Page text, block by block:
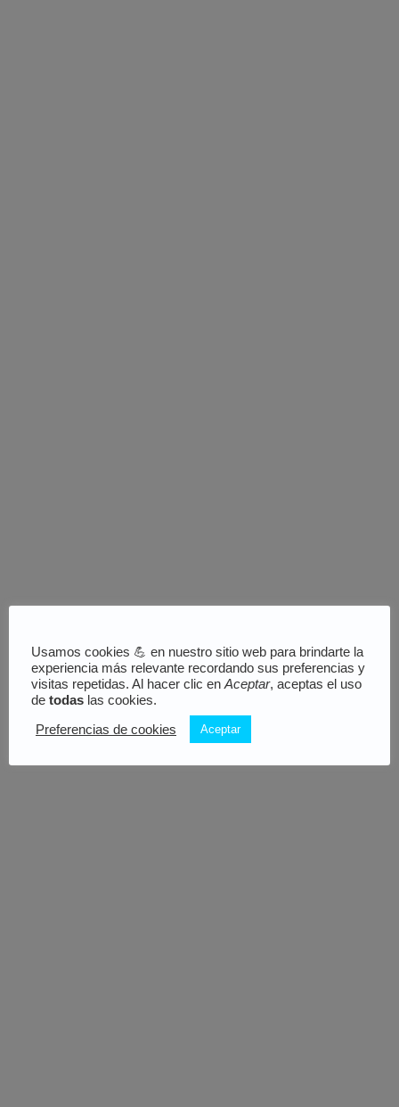
Usamos cookies 💪 en nuestro sitio web para brindarte la
experiencia más relevante recordando sus preferencias y
visitas repetidas. Al hacer clic en Aceptar, aceptas el uso
de todas las cookies.
Preferencias de cookies Aceptar